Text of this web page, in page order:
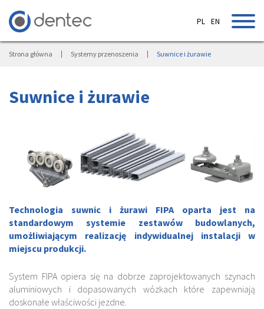
Strona główna Systemy przenoszenia Suwnice i żurawie
Suwnice i żurawie
Technologia suwnic i żurawi FIPA oparta jest na
standardowym systemie zestawów budowlanych,
umożliwiającym realizację indywidualnej instalacji w
miejscu produkcji.
System FIPA opiera się na dobrze zaprojektowanych szynach
aluminiowych i dopasowanych wózkach które zapewniają
doskonałe właściwości jezdne.
PL EN